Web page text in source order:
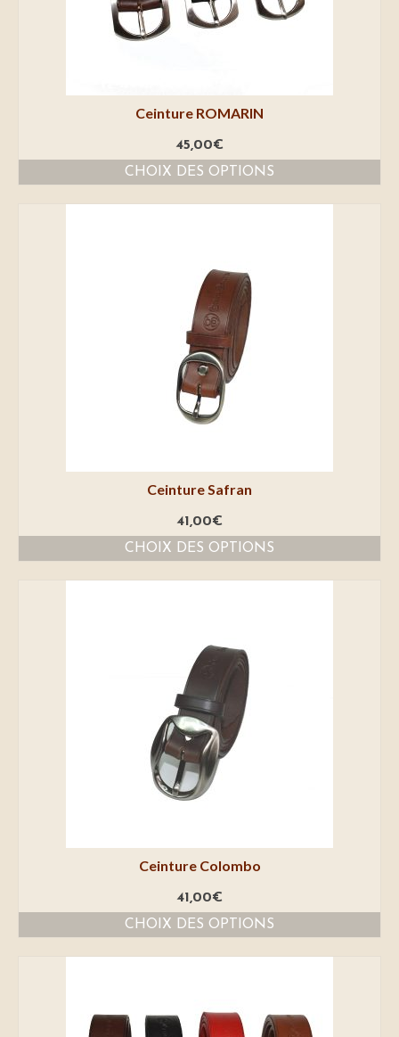
Ceinture ROMARIN
45,00€
CHOIX DES OPTIONS
Ceinture Safran
41,00€
CHOIX DES OPTIONS
Ceinture Colombo
41,00€
CHOIX DES OPTIONS